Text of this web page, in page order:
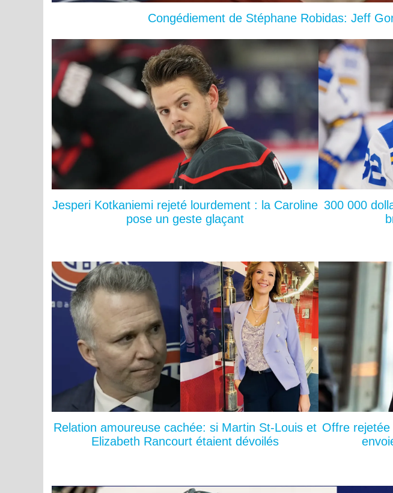
Congédiement de Stéphane Robidas: Jeff
Jesperi Kotkaniemi rejeté lourdement : la Caroline
pose un geste glaçant
300 000
Relation amoureuse cachée: si Martin St-Louis et
Elizabeth Rancourt étaient dévoilés
Offre